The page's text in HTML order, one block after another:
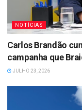
NOTÍCIAS
Carlos Brandão
campanha que
JULHO 23, 2026